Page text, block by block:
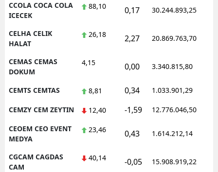
CCOLA COCA COLA
ICECEK
88,10 0,17 30.244.893,25
CELHA CELIK
HALAT
26,18 2,27 20.869.763,70
CEMAS CEMAS
DOKUM
4,15 0,00 3.340.815,80
CEMTS CEMTAS 8,81 0,34 1.033.901,29
CEMZY CEM ZEYTIN 12,40 -1,59 12.776.046,50
CEOEM CEO EVENT
MEDYA
23,46 0,43 1.614.212,14
CGCAM CAGDAS
CAM
40,14 -0,05 15.908.919,22